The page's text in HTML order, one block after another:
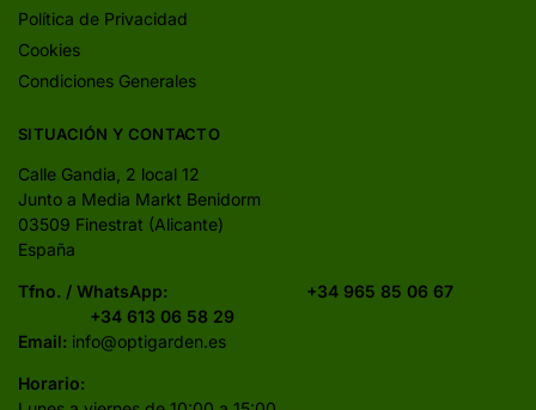
Política de Privacidad
Cookies
Condiciones Generales
SITUACIÓN Y CONTACTO
Calle Gandia, 2 local 12
Junto a Media Markt Benidorm
03509 Finestrat (Alicante)
España
Tfno. / WhatsApp: +34 965 85 06 67
+34 613 06 58 29
Email: info@optigarden.es
Horario: